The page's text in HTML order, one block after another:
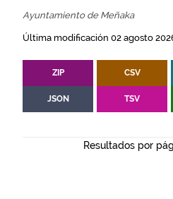
Ayuntamiento de Meñaka
Última modificación 02 agosto
ZIP CSV
JSON TSV
Resultados por